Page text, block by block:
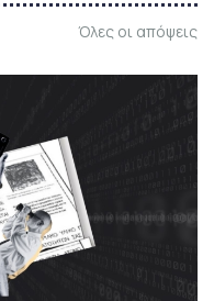
Όλες οι απόψεις